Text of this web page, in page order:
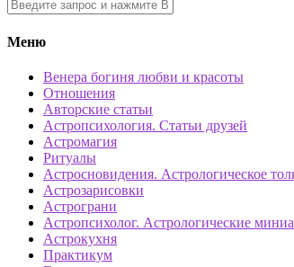
Меню
Венера богиня любви и красоты
Отношения
Авторские статьи
Астропсихология. Статьи друзей
Астромагия
Ритуалы
Астросновидения. Астрологическое
Астрозарисовки
Астрограни
Астропсихолог. Астрологические
Астрокухня
Практикум